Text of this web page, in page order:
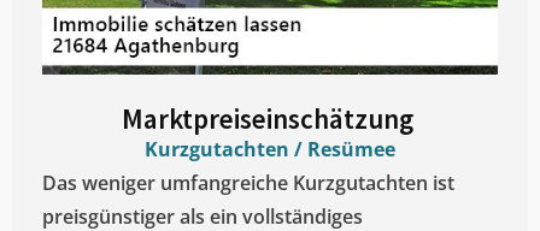
Marktpreiseinschätzung ​
Kurzgutachten / Resümee
Das weniger umfangreiche Kurzgutachten ist
preisgünstiger als ein vollständiges